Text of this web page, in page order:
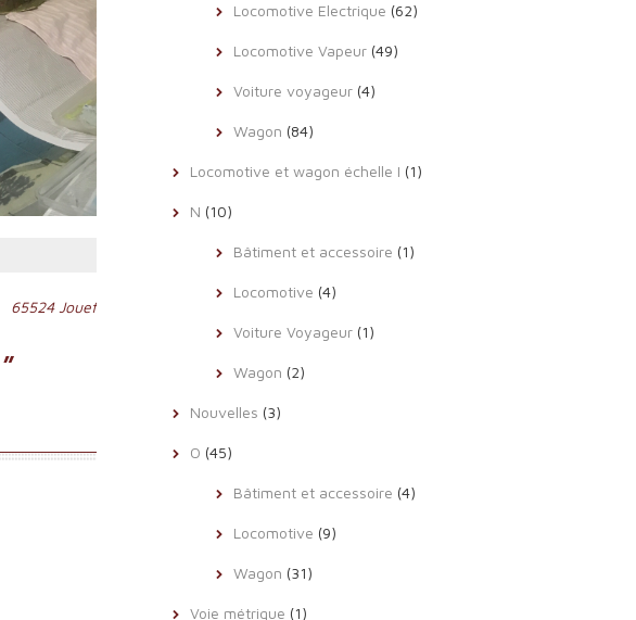
65524 Jouef
”
Locomotive Electrique (62)
Locomotive Vapeur (49)
Voiture voyageur (4)
Wagon (84)
Locomotive et wagon échelle I (1)
N (10)
Bâtiment et accessoire (1)
Locomotive (4)
Voiture Voyageur (1)
Wagon (2)
Nouvelles (3)
O (45)
Bâtiment et accessoire (4)
Locomotive (9)
Wagon (31)
Voie métrique (1)